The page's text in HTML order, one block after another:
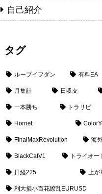
自己紹介
タグ
ループイフダン 有料EA
月集計 日収支
一本勝ち トラリピ
Hornet
FinalMaxRevolution 海
BlackCatV1 トライオー
日経225 上
利大損小百花繚乱EURUSD